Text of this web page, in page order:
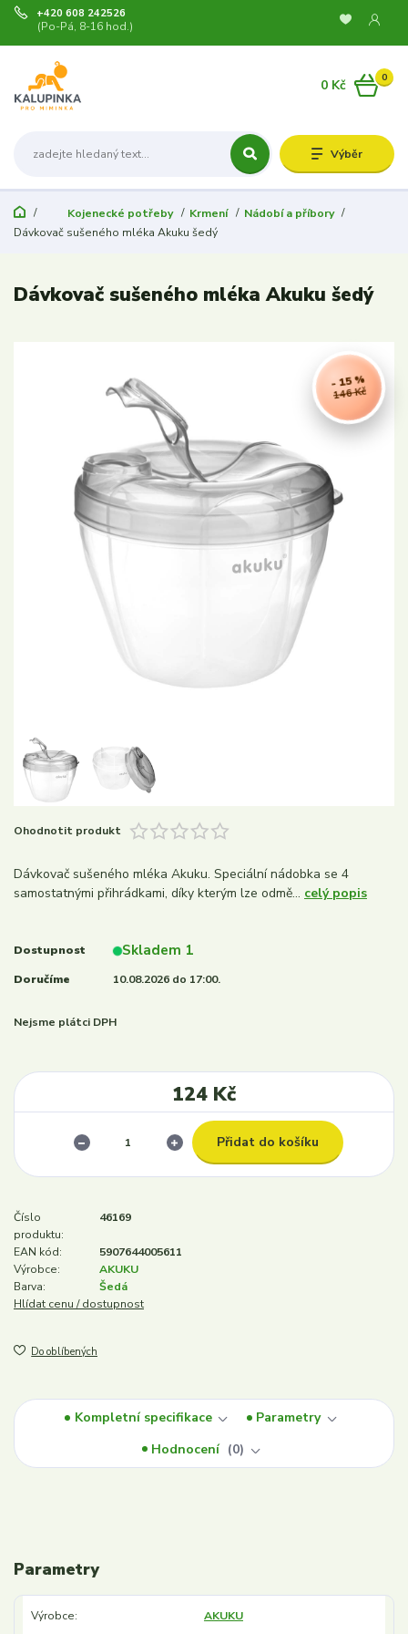
Výběr
+420 608 242526
(Po-Pá, 8-16 hod.)
0
0 Kč
Kojenecké potřeby Krmení
Nádobí a příbory
Dávkovač sušeného mléka Akuku šedý
Dávkovač sušeného mléka Akuku šedý
146 Kč
- 15 %
Ohodnotit produkt
Dávkovač sušeného mléka Akuku. Speciální nádobka se 4
samostatnými přihrádkami, díky kterým lze odmě... celý popis
Dostupnost Skladem 1
Doručíme 10.08.2026 do 17:00.
Nejsme plátci DPH
124 Kč
Přidat do košíku
Číslo
produktu:
46169
EAN kód:
5907644005611
Výrobce:
AKUKU
Barva:
Šedá
Hlídat cenu / dostupnost
Do oblíbených
Kompletní specifikace
Parametry
Hodnocení
0
Parametry
Výrobce AKUKU